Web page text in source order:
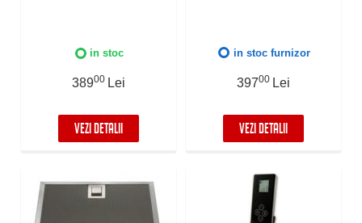
in stoc
38900 Lei
VEZI DETALII
in stoc furnizor
39700 Lei
VEZI DETALII